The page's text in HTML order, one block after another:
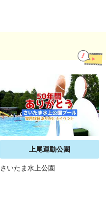
上尾運動公園
さいたま水上公園